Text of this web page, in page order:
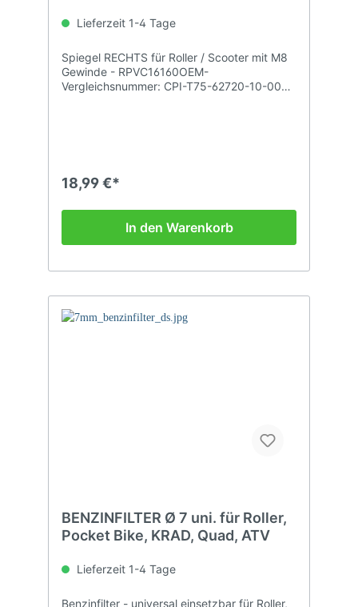
Lieferzeit 1-4 Tage
Spiegel RECHTS für Roller / Scooter mit M8
Gewinde - RPVC16160OEM-
Vergleichsnummer: CPI-T75-62720-10-00
18,99 €*
In den Warenkorb
BENZINFILTER Ø 7 uni. für Roller,
Pocket Bike, KRAD, Quad, ATV
Lieferzeit 1-4 Tage
Benzinfilter - universal einsetzbar für Roller,